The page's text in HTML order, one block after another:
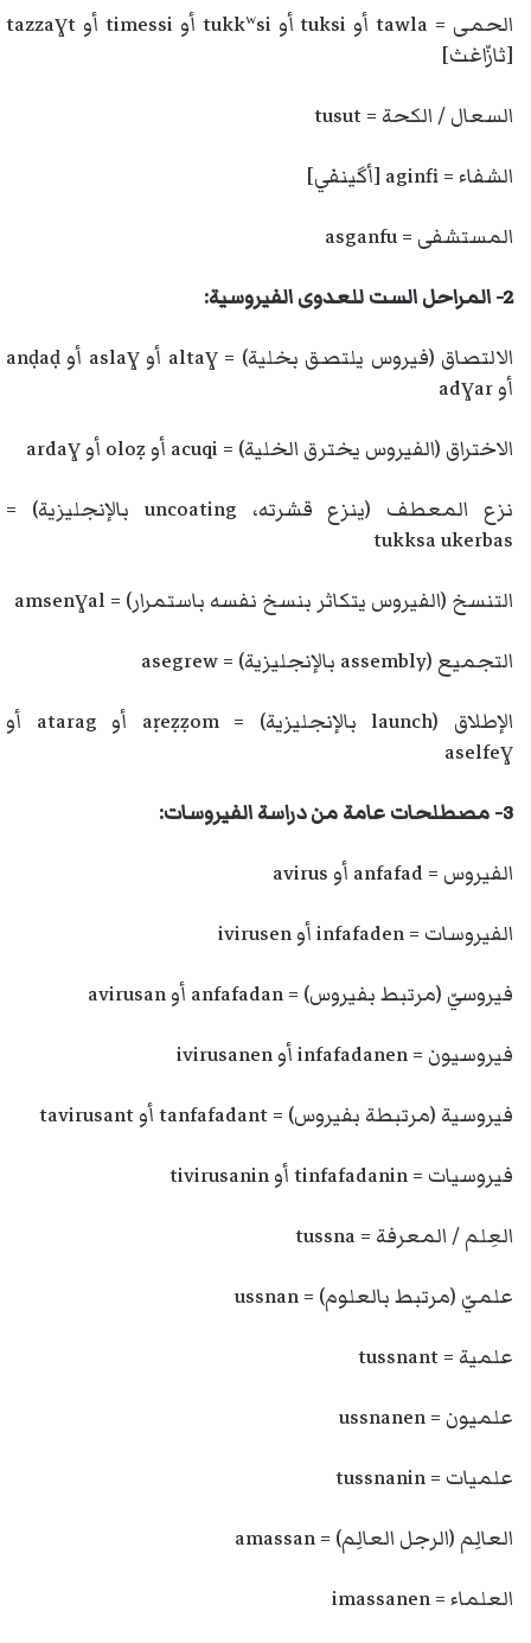
الحمى = tawla أو tuksi أو tukkʷsi أو timessi أو tazzaɣt
[ثازّاغث]
السعال / الكحة = tusut
الشفاء = aginfi [أگينفي]
المستشفى = asganfu
2- المراحل الست للعدوى الفيروسية:
الالتصاق (فيروس يلتصق بخلية) = altaɣ أو aslaɣ أو anḍaḍ
أو adɣar
الاختراق (الفيروس يخترق الخلية) = acuqi أو oloẓ أو ardaɣ
نزع المعطف (ينزع قشرته، uncoating بالإنجليزية) =
tukksa ukerbas
التنسخ (الفيروس يتكاثر بنسخ نفسه باستمرار) = amsenɣal
التجميع (assembly بالإنجليزية) = asegrew
الإطلاق (launch بالإنجليزية) = aṛeẓẓom أو atarag أو
aselfeɣ
3- مصطلحات عامة من دراسة الفيروسات:
الفيروس = anfafad أو avirus
الفيروسات = infafaden أو ivirusen
فيروسيّ (مرتبط بفيروس) = anfafadan أو avirusan
فيروسيون = infafadanen أو ivirusanen
فيروسية (مرتبطة بفيروس) = tanfafadant أو tavirusant
فيروسيات = tinfafadanin أو tivirusanin
العِلم / المعرفة = tussna
علميّ (مرتبط بالعلوم) = ussnan
علمية = tussnant
علميون = ussnanen
علميات = tussnanin
العالِم (الرجل العالِم) = amassan
العلماء = imassanen